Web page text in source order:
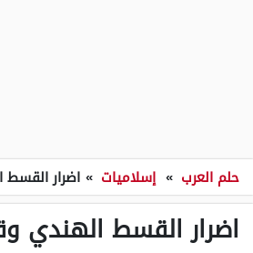
حلم العرب » إسلاميات » اضرار
اضرار القسط الهندي